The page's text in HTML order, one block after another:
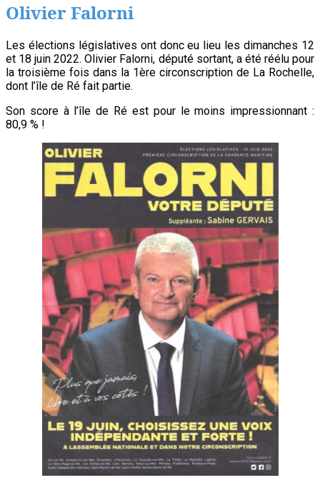
Olivier Falorni
Les élections législatives ont donc eu lieu les dimanches 12
et 18 juin 2022. Olivier Falorni, député sortant, a été réélu pour
la troisième fois dans la 1ère circonscription de La Rochelle,
dont l’île de Ré fait partie.
Son score à l’île de Ré est pour le moins impressionnant :
80,9 % !